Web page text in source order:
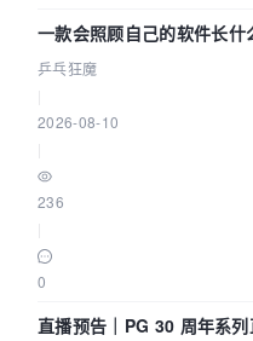
一款会照顾自己的软件长什
乒乓狂魔
2026-08-10
236
0
直播预告｜PG 30 周年系